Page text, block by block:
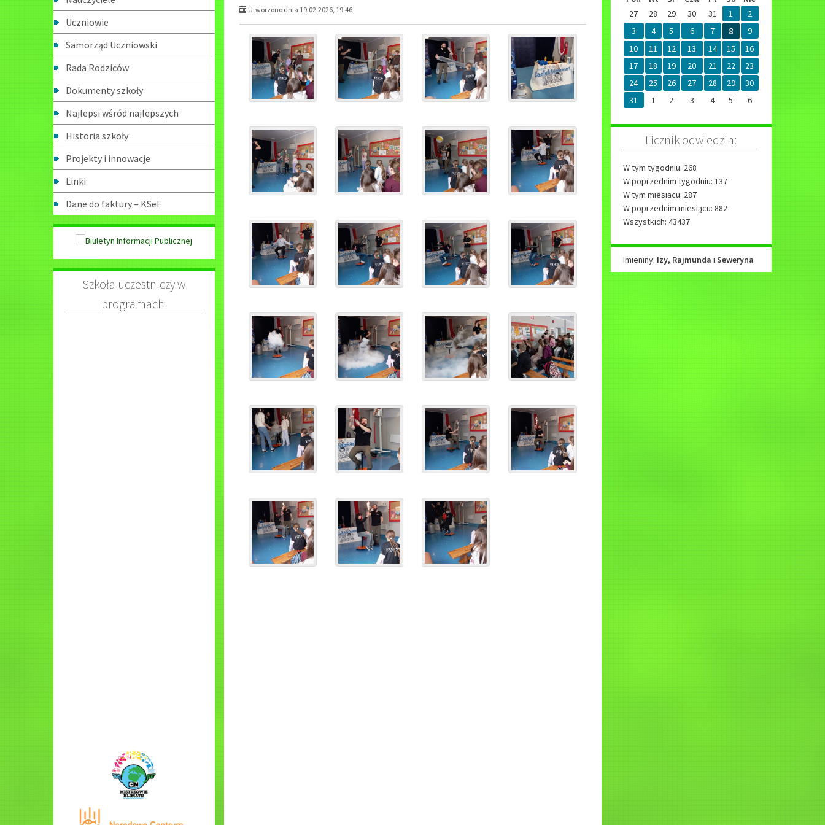
Uczniowie
Samorząd Uczniowski
Rada Rodziców
Dokumenty szkoły
Najlepsi wśród najlepszych
Historia szkoły
Projekty i innowacje
Linki
Dane do faktury – KSeF
Szkoła uczestniczy w
programach:
Utworzono dnia 19.02.2026, 19:46
27
28 29 30 31 1
2
3
4 5 6 7 8
9
10
11 12 13 14 15
16
17
18 19 20 21 22
23
24
25 26 27 28 29
30
31
1 2 3 4 5 6
Licznik odwiedzin:
W tym tygodniu: 268
W poprzednim tygodniu: 137
W tym miesiącu: 287
W poprzednim miesiącu: 882
Wszystkich: 43437
Imieniny
Imieniny: Izy, Rajmunda i Seweryna